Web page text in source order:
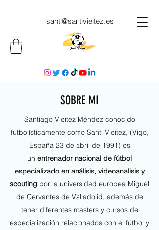
santi@santivieitez.es
SOBRE MI
Santiago Vieitez Méndez conocido
futbolísticamente como Santi Vieitez, (Vigo,
España 23 de abril de 1991) es
un entrenador nacional de fútbol
especializado en análisis, videoanalisis y
scouting por la universidad europea Miguel
de Cervantes de Valladolid, además de
tener diferentes masters y cursos de
especialización relacionados con el fútbol y